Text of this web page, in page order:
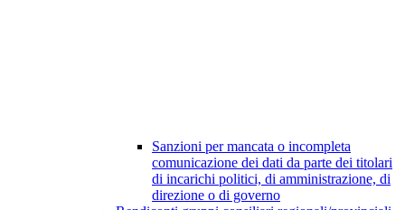
Sanzioni per mancata o incompleta
comunicazione dei dati da parte dei titolari
di incarichi politici, di amministrazione, di
direzione o di governo